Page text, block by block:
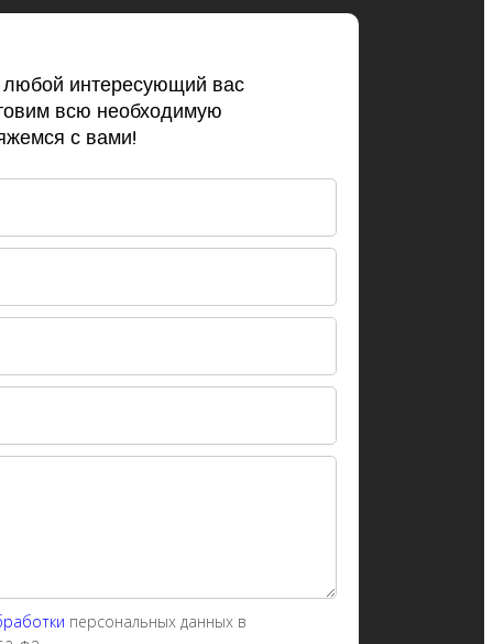
интересующий вас
всю необходимую
с вами!
персональных данных в